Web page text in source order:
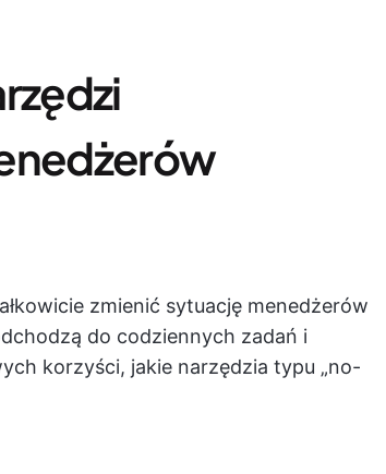
zmienić sytuację menedżerów
do codziennych zadań i
korzyści, jakie narzędzia typu „no-